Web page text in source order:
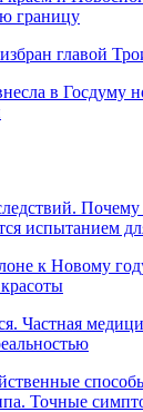
границу
главой
в Госдуму
испытанием
к Новому
Частная
Точные